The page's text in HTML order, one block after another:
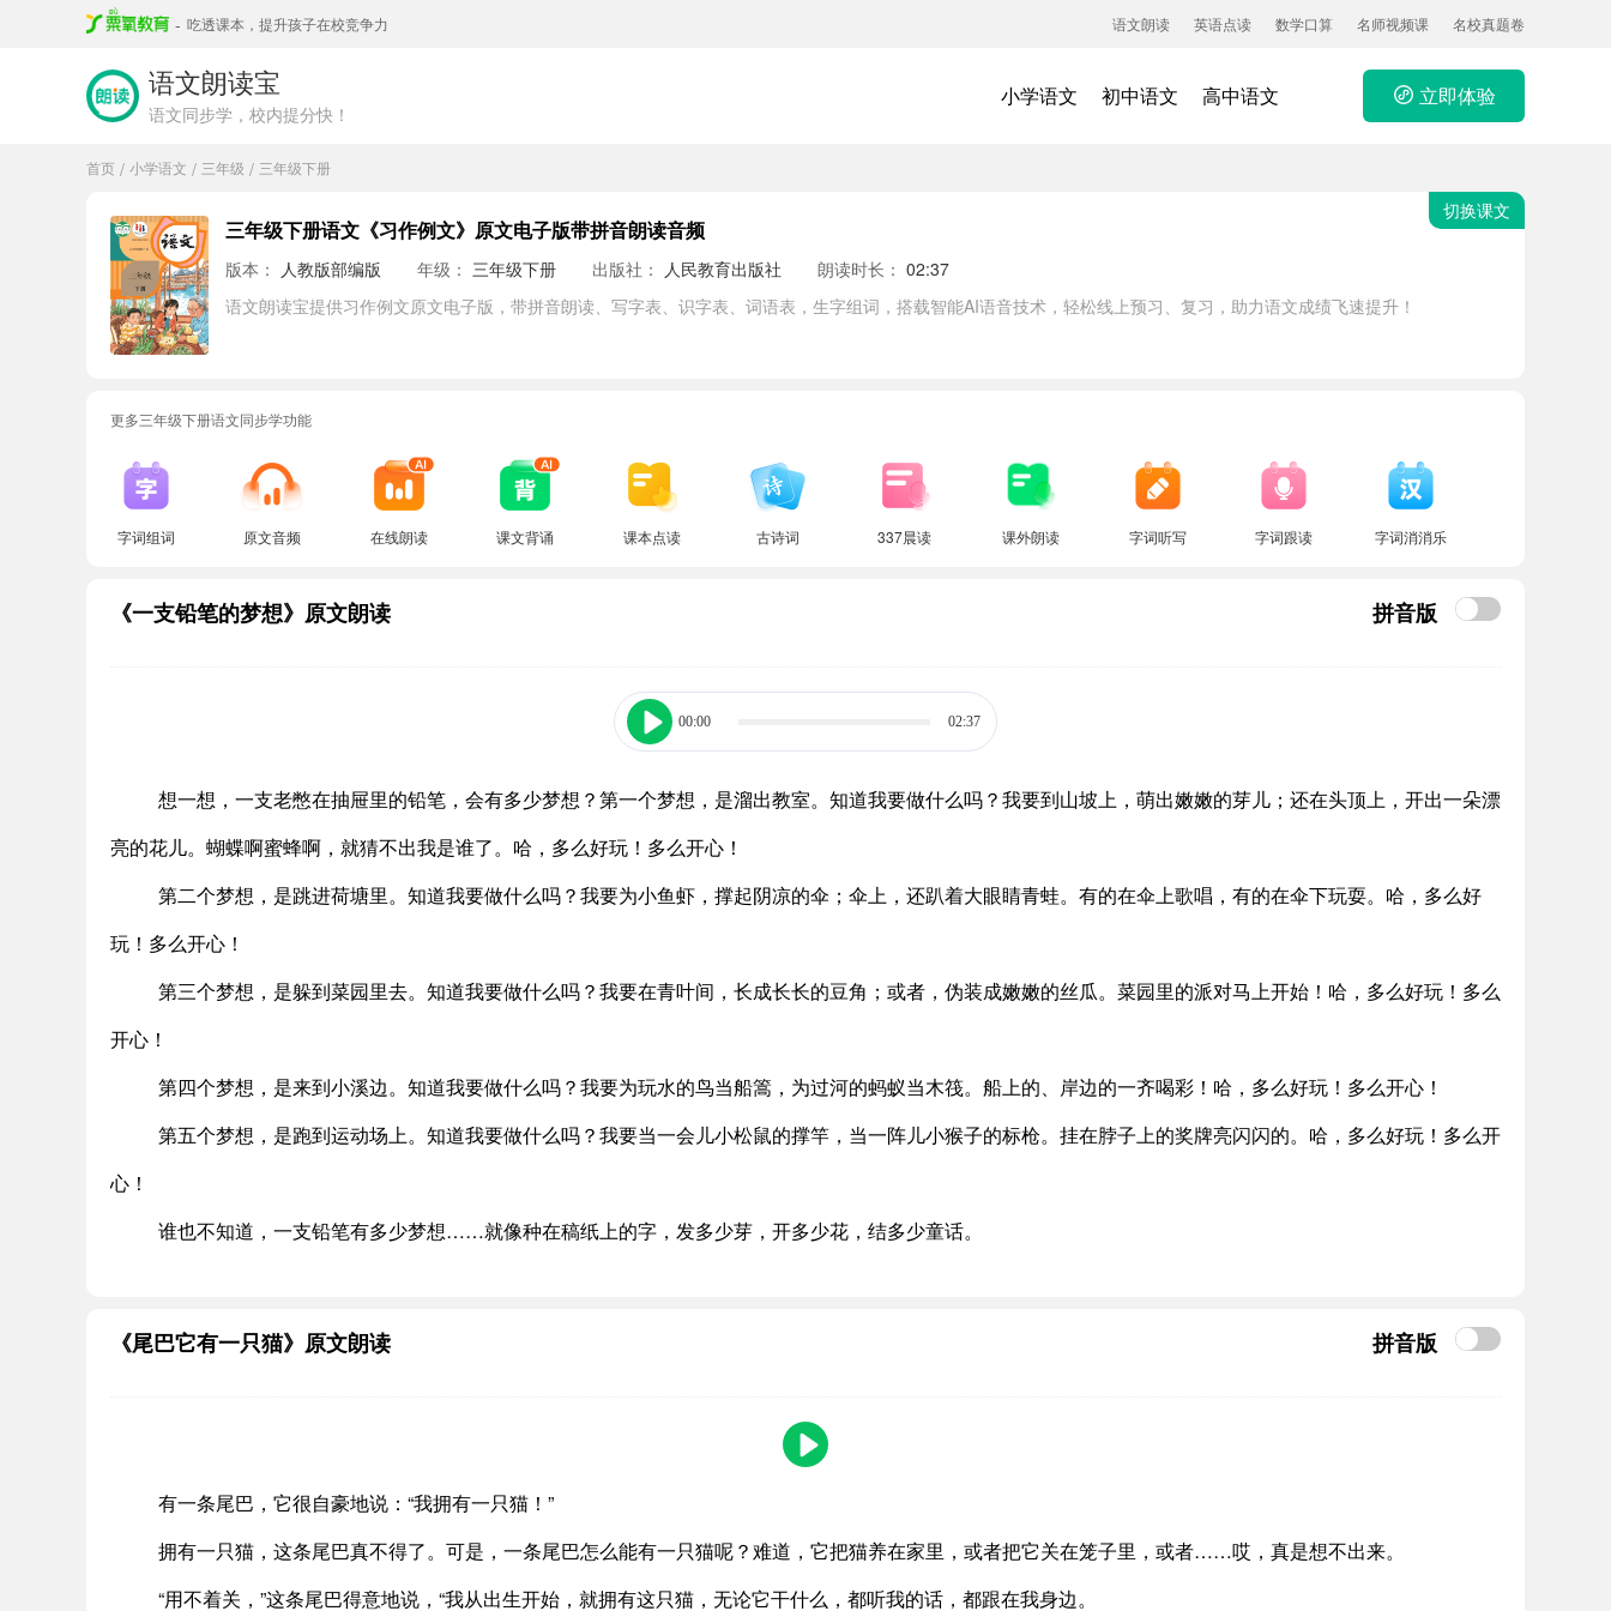
- 吃透课本，提升孩子在校竞争力 语文朗读 英语点读 数学口算 名师视频课 名校真题卷
语文朗读宝
语文同步学，校内提分快！
小学语文 初中语文 高中语文 立即体验
首页 / 小学语文 / 三年级 / 三年级下册
三年级下册语文《习作例文》原文电子版带拼音朗读音频
版本： 人教版部编版 年级： 三年级下册 出版社： 人民教育出版社 朗读时长： 02:37
语文朗读宝提供习作例文原文电子版，带拼音朗读、写字表、识字表、词语表，生字组词，搭载智能AI语音技术，轻松线上预习、复习，助力语文成绩飞速提升！
切换课文
更多三年级下册语文同步学功能
字词组词 原文音频 在线朗读 课文背诵 课本点读 古诗词 337晨读 课外朗读 字词听写 字词跟读 字词消消乐
《一支铅笔的梦想》原文朗读 拼音版
00:00 02:37
想一想，一支老憋在抽屉里的铅笔，会有多少梦想？第一个梦想，是溜出教室。知道我要做什么吗？我要到山坡上，萌出嫩嫩的芽儿；还在头顶上，开出一朵漂
亮的花儿。蝴蝶啊蜜蜂啊，就猜不出我是谁了。哈，多么好玩！多么开心！
第二个梦想，是跳进荷塘里。知道我要做什么吗？我要为小鱼虾，撑起阴凉的伞；伞上，还趴着大眼睛青蛙。有的在伞上歌唱，有的在伞下玩耍。哈，多么好
玩！多么开心！
第三个梦想，是躲到菜园里去。知道我要做什么吗？我要在青叶间，长成长长的豆角；或者，伪装成嫩嫩的丝瓜。菜园里的派对马上开始！哈，多么好玩！多么
开心！
第四个梦想，是来到小溪边。知道我要做什么吗？我要为玩水的鸟当船篙，为过河的蚂蚁当木筏。船上的、岸边的一齐喝彩！哈，多么好玩！多么开心！
第五个梦想，是跑到运动场上。知道我要做什么吗？我要当一会儿小松鼠的撑竿，当一阵儿小猴子的标枪。挂在脖子上的奖牌亮闪闪的。哈，多么好玩！多么开
心！
谁也不知道，一支铅笔有多少梦想……就像种在稿纸上的字，发多少芽，开多少花，结多少童话。
《尾巴它有一只猫》原文朗读 拼音版
有一条尾巴，它很自豪地说：“我拥有一只猫！”
拥有一只猫，这条尾巴真不得了。可是，一条尾巴怎么能有一只猫呢？难道，它把猫养在家里，或者把它关在笼子里，或者……哎，真是想不出来。
“用不着关，”这条尾巴得意地说，“我从出生开始，就拥有这只猫，无论它干什么，都听我的话，都跟在我身边。